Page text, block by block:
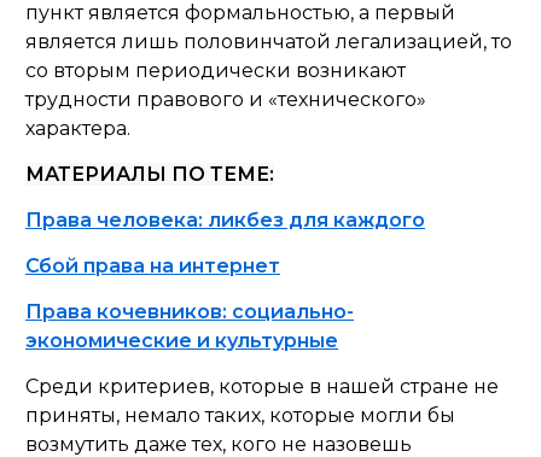
пункт является формальностью, а первый
является лишь половинчатой легализацией, то
со вторым периодически возникают
трудности правового и «технического»
характера.
МАТЕРИАЛЫ ПО ТЕМЕ:
Права человека: ликбез для каждого
Сбой права на интернет
Права кочевников: социально-
экономические и культурные
Среди критериев, которые в нашей стране не
приняты, немало таких, которые могли бы
возмутить даже тех, кого не назовешь